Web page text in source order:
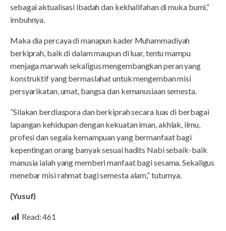
sebagai aktualisasi ibadah dan kekhalifahan di muka bumi,”
imbuhnya.
Maka dia percaya di manapun kader Muhammadiyah
berkiprah, baik di dalam maupun di luar, tentu mampu
menjaga marwah sekaligus mengembangkan peran yang
konstruktif yang bermaslahat untuk mengemban misi
persyarikatan, umat, bangsa dan kemanusiaan semesta.
”Silakan berdiaspora dan berkiprah secara luas di berbagai
lapangan kehidupan dengan kekuatan iman, akhlak, ilmu,
profesi dan segala kemampuan yang bermanfaat bagi
kepentingan orang banyak sesuai hadits Nabi sebaik-baik
manusia ialah yang memberi manfaat bagi sesama. Sekaligus
menebar misi rahmat bagi semesta alam,” tuturnya.
(Yusuf)
Read:461